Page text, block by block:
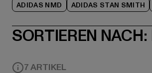
ADIDAS NMD ADIDAS STAN SMITH
SORTIEREN NACH:
7 ARTIKEL